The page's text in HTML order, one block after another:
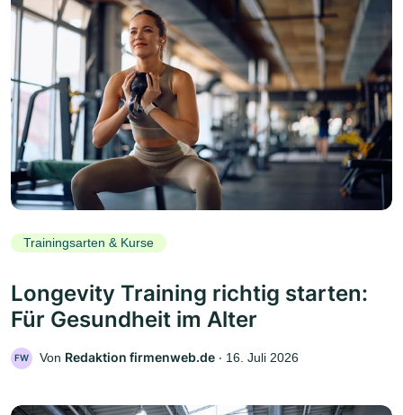
Trainingsarten & Kurse
Longevity Training richtig starten:
Für Gesundheit im Alter
FW Von Redaktion firmenweb.de ‧ 16. Juli 2026